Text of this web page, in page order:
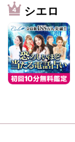
シエロ